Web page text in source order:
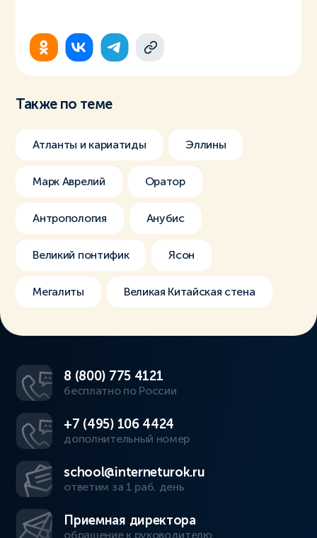
Также по теме
Атланты и кариатиды Эллины
Марк Аврелий Оратор
Антропология Анубис
Великий понтифик Ясон
Мегалиты Великая Китайская стена
8 (800) 775 4121
бесплатно по России
+7 (495) 106 4424
дополнительный номер
school@interneturok.ru
ответим за 1 раб. день
Приемная директора
обращение к руководителю